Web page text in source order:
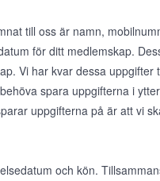
till oss är namn,
för ditt medlemskap.
Vi har kvar dessa
spara uppgifterna i
uppgifterna på är att vi
och kön.